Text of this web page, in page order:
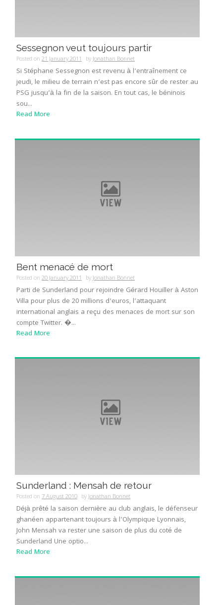
Sessegnon veut toujours partir
Posted on 21 January 2011 byJonathan Bonnet
Si Stéphane Sessegnon est revenu à l’entraînement ce
jeudi, le milieu de terrain n’est pas encore sûr de rester au
PSG jusqu’à la fin de la saison. En tout cas, le béninois
sou...
Read More
Bent menacé de mort
Posted on 20 January 2011 byJonathan Bonnet
Parti de Sunderland pour rejoindre Gérard Houiller à Aston
Villa pour plus de 20 millions d’euros, l’attaquant
international anglais a reçu des menaces de mort sur son
compte Twitter. �...
Read More
Sunderland : Mensah de retour
Posted on 7 August 2010 byJonathan Bonnet
Déjà prêté la saison dernière au club anglais, le défenseur
ghanéen appartenant toujours à l’Olympique Lyonnais,
John Mensah va rester une saison de plus du coté de
Sunderland Une optio...
Read More